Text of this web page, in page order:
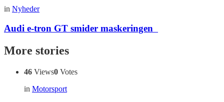
in Nyheder
Audi e-tron GT smider maskeringen
More stories
46 Views0 Votes
in Motorsport